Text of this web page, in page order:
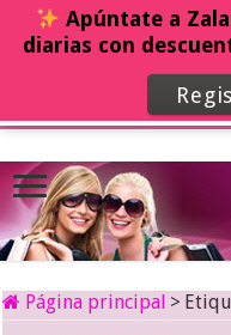
Página principal >
Apúntate a
diarias con